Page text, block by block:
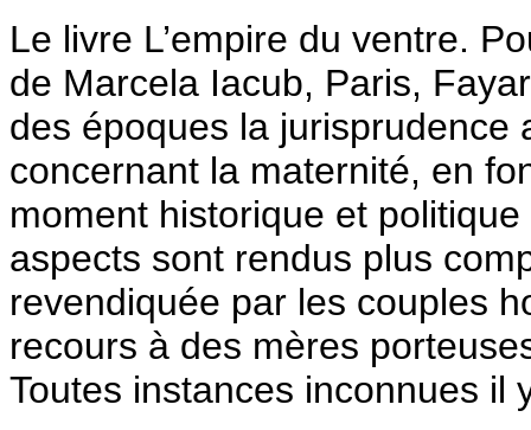
Le livre L’empire du ventre.
de Marcela Iacub, Paris,
des époques la jurisprudence
concernant la maternité, en
moment historique et
aspects sont rendus plus
revendiquée par les couples
recours à des mères
Toutes instances inconnues il